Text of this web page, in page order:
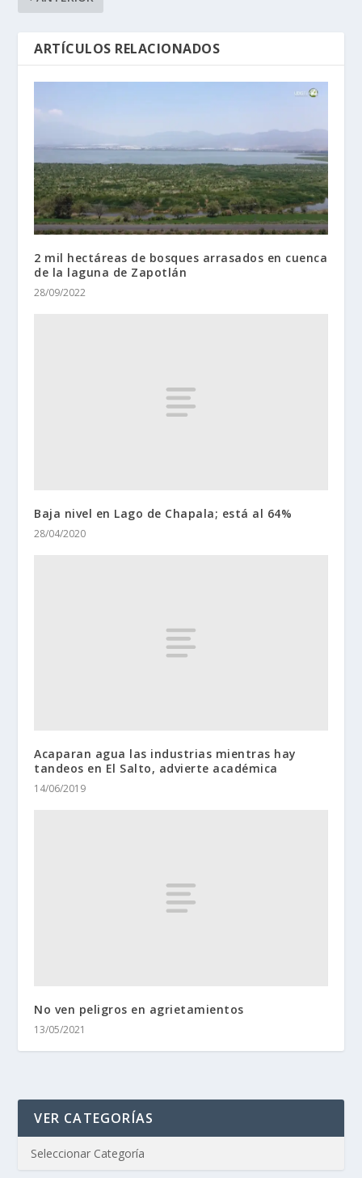
ARTÍCULOS RELACIONADOS
2 mil hectáreas de bosques arrasados en cuenca
de la laguna de Zapotlán
28/09/2022
Baja nivel en Lago de Chapala; está al 64%
28/04/2020
Acaparan agua las industrias mientras hay
tandeos en El Salto, advierte académica
14/06/2019
No ven peligros en agrietamientos
13/05/2021
VER CATEGORÍAS